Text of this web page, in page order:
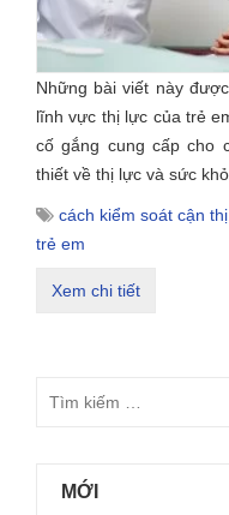
Những bài viết này
lĩnh vực thị lực của trẻ
cố gắng cung cấp cho
thiết về thị lực và sức
cách kiểm soát cận thị
trẻ em
Xem chi tiết
MỚI